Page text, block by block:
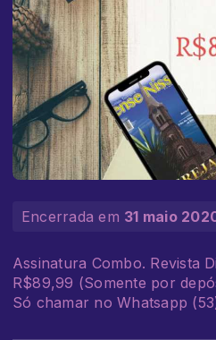
Encerrada em 31 maio
Assinatura Combo. Revista
R$89,99 (Somente por
Só chamar no Whatsapp